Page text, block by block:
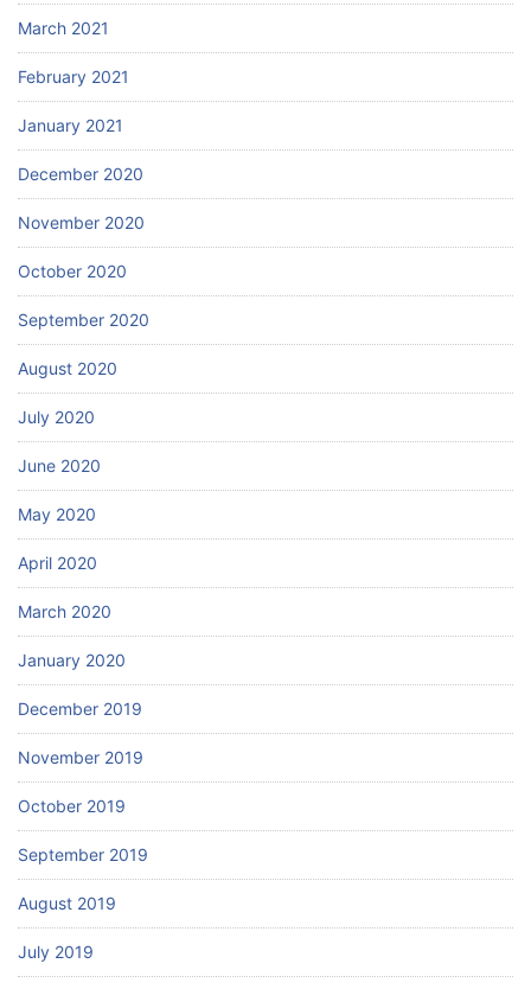
March 2021
February 2021
January 2021
December 2020
November 2020
October 2020
September 2020
August 2020
July 2020
June 2020
May 2020
April 2020
March 2020
January 2020
December 2019
November 2019
October 2019
September 2019
August 2019
July 2019